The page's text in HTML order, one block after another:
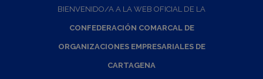
BIENVENIDO/A A LA WEB OFICIAL DE LA
CONFEDERACIÓN COMARCAL DE
ORGANIZACIONES EMPRESARIALES DE
CARTAGENA